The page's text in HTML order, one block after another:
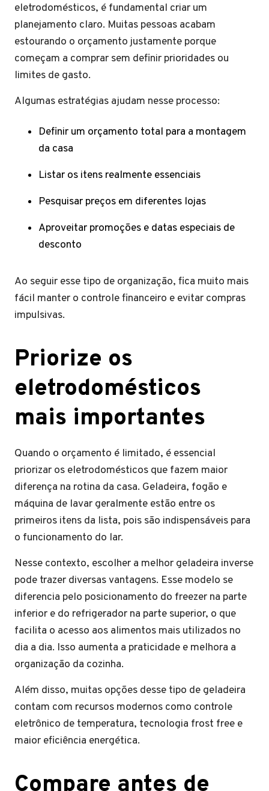
eletrodomésticos, é fundamental criar um
planejamento claro. Muitas pessoas acabam
estourando o orçamento justamente porque
começam a comprar sem definir prioridades ou
limites de gasto.
Algumas estratégias ajudam nesse processo:
Definir um orçamento total para a montagem
da casa
Listar os itens realmente essenciais
Pesquisar preços em diferentes lojas
Aproveitar promoções e datas especiais de
desconto
Ao seguir esse tipo de organização, fica muito mais
fácil manter o controle financeiro e evitar compras
impulsivas.
Priorize os
eletrodomésticos
mais importantes
Quando o orçamento é limitado, é essencial
priorizar os eletrodomésticos que fazem maior
diferença na rotina da casa. Geladeira, fogão e
máquina de lavar geralmente estão entre os
primeiros itens da lista, pois são indispensáveis para
o funcionamento do lar.
Nesse contexto, escolher a melhor geladeira inverse
pode trazer diversas vantagens. Esse modelo se
diferencia pelo posicionamento do freezer na parte
inferior e do refrigerador na parte superior, o que
facilita o acesso aos alimentos mais utilizados no
dia a dia. Isso aumenta a praticidade e melhora a
organização da cozinha.
Além disso, muitas opções desse tipo de geladeira
contam com recursos modernos como controle
eletrônico de temperatura, tecnologia frost free e
maior eficiência energética.